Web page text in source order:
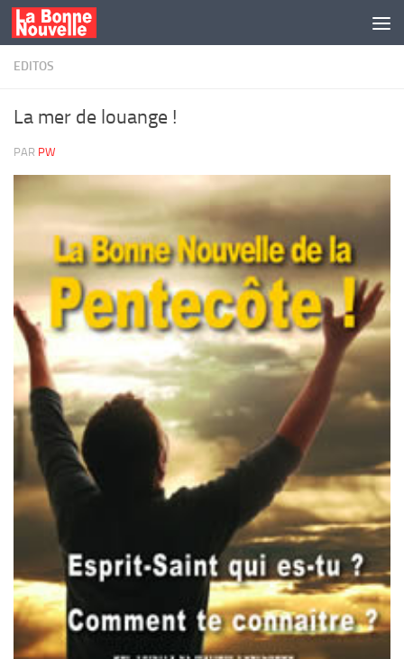
Skip to content
EDITOS
La mer de louange !
PAR PW